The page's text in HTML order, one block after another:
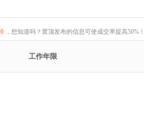
0，您知道吗？置顶发布的信息可使成交率提高50%！
工作年限